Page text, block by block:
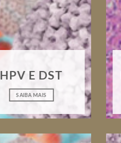
HPV E DST
SAIBA MAIS